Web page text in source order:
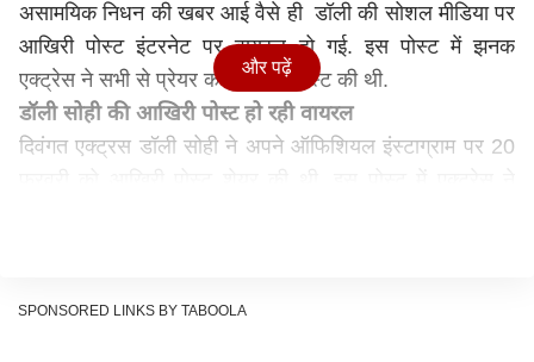
असामयिक निधन की खबर आई वैसे ही डॉली की सोशल मीडिया पर
आखिरी पोस्ट इंटरनेट पर वायरल हो गई. इस पोस्ट में झनक
एक्ट्रेस ने सभी से प्रेयर करने की रिक्वेस्ट की थी.
डॉली सोही की आखिरी पोस्ट हो रही वायरल
दिवंगत एक्ट्रस डॉली सोही ने अपने ऑफिशियल इंस्टाग्राम पर 20
और पढ़ें
SPONSORED LINKS BY TABOOLA